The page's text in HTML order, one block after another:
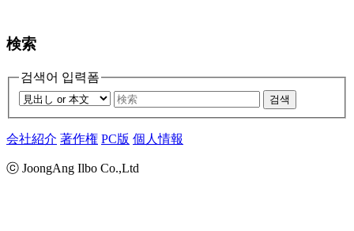
検索
검색어 입력폼
검색
会社紹介 著作権 PC版 個人情報
ⓒ JoongAng Ilbo Co.,Ltd